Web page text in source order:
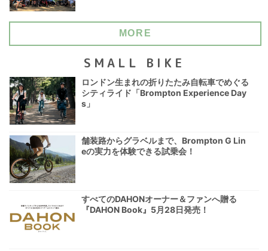
MORE
SMALL BIKE
ロンドン生まれの折りたたみ自転車でめぐる
シティライド「Brompton Experience Day
s」
舗装路からグラベルまで、Brompton G Lin
eの実力を体験できる試乗会！
すべてのDAHONオーナー＆ファンへ贈る
『DAHON Book』5月28日発売！